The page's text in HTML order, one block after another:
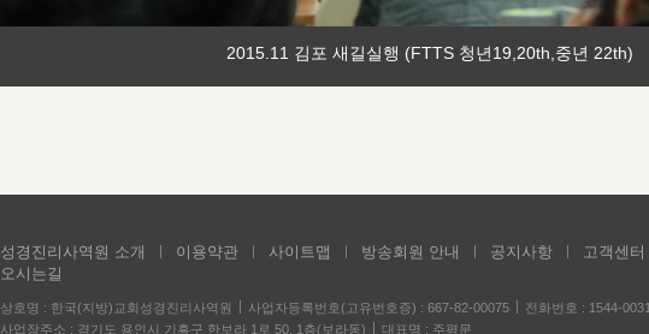
2015.11 김포 새길실행 (FTTS 청년19,20th,중년 22th)
성경진리사역원 소개 이용약관 사이트맵 방송회원 안내 공지사항
고객센터
오시는길
상호명 : 한국(지방)교회성경진리사역원 사업자등록번호(고유번호증) : 667-82-00075
전화번호 : 1544-0031
사업장주소 : 경기도 용인시 기흥구 한보라 1로 50, 1층(보라동)
대표명 : 주평문